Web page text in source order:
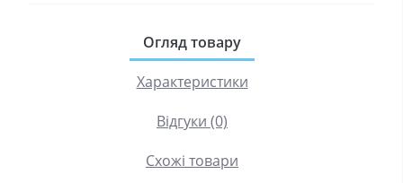
Огляд товару
Характеристики
Відгуки (0)
Схожі товари